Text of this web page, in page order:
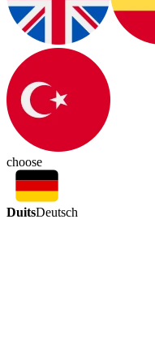
choose
DuitsDeutsch